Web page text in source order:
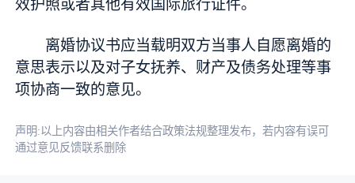
效护照或者其他有效国际旅行证件。
离婚协议书应当载明双方当事人自愿离婚的
意思表示以及对子女抚养、财产及债务处理等事
项协商一致的意见。
声明:以上内容由相关作者结合政策法规整理发布，若内容有误可
通过意见反馈联系删除